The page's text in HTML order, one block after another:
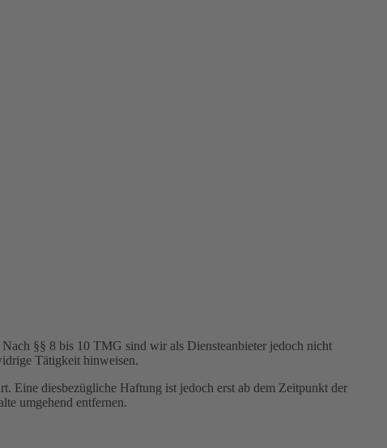
§§ 8 bis 10 TMG sind wir als Diensteanbieter jedoch nicht
Tätigkeit hinweisen.
Eine diesbezügliche Haftung ist jedoch erst ab dem Zeitpunkt der
umgehend entfernen.